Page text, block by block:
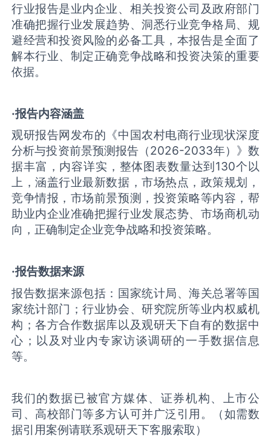
行业报告是业内企业、相关投资公司及政府部门
准确把握行业发展趋势、洞悉行业竞争格局、规
避经营和投资风险的必备工具，本报告是全面了
解本行业、制定正确竞争战略和投资决策的重要
依据。
·报告内容涵盖
观研报告网发布的《中国农村电商行业现状深度
分析与投资前景预测报告（2026-2033年）》数
据丰富，内容详实，整体图表数量达到130个以
上，涵盖行业最新数据，市场热点，政策规划，
竞争情报，市场前景预测，投资策略等内容，帮
助业内企业准确把握行业发展态势、市场商机动
向，正确制定企业竞争战略和投资策略。
·报告数据来源
报告数据来源包括：国家统计局、海关总署等国
家统计部门；行业协会、研究院所等业内权威机
构；各方合作数据库以及观研天下自有的数据中
心；以及对业内专家访谈调研的一手数据信息
等。
我们的数据已被官方媒体、证券机构、上市公
司、高校部门等多方认可并广泛引用。（如需数
据引用案例请联系观研天下客服索取）